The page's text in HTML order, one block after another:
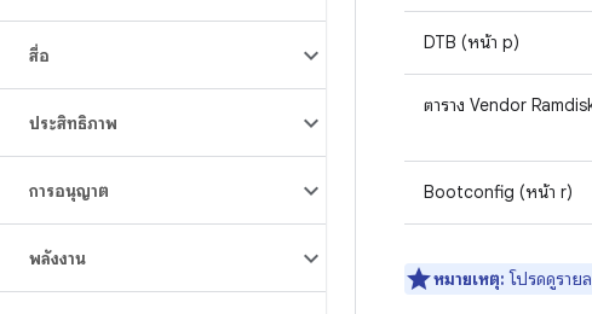
สื่อ
ประสิทธิภาพ
การอนุญาต
พลังงาน
DTB (หน้า p)
ตาราง Vendor
Bootconfig (หน้า r)
หมายเหตุ: โปรดดูราย